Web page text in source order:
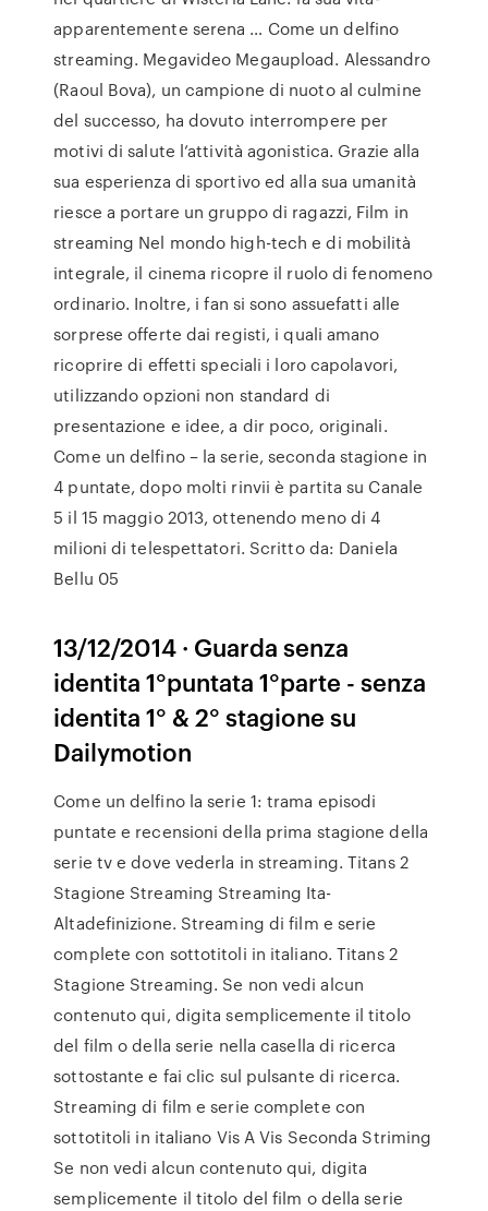
apparentemente serena … Come un delfino
streaming. Megavideo Megaupload. Alessandro
(Raoul Bova), un campione di nuoto al culmine
del successo, ha dovuto interrompere per
motivi di salute l’attività agonistica. Grazie alla
sua esperienza di sportivo ed alla sua umanità
riesce a portare un gruppo di ragazzi, Film in
streaming Nel mondo high-tech e di mobilità
integrale, il cinema ricopre il ruolo di fenomeno
ordinario. Inoltre, i fan si sono assuefatti alle
sorprese offerte dai registi, i quali amano
ricoprire di effetti speciali i loro capolavori,
utilizzando opzioni non standard di
presentazione e idee, a dir poco, originali.
Come un delfino – la serie, seconda stagione in
4 puntate, dopo molti rinvii è partita su Canale
5 il 15 maggio 2013, ottenendo meno di 4
milioni di telespettatori. Scritto da: Daniela
Bellu 05
13/12/2014 · Guarda senza
identita 1°puntata 1°parte - senza
identita 1° & 2° stagione su
Dailymotion
Come un delfino la serie 1: trama episodi
puntate e recensioni della prima stagione della
serie tv e dove vederla in streaming. Titans 2
Stagione Streaming Streaming Ita-
Altadefinizione. Streaming di film e serie
complete con sottotitoli in italiano. Titans 2
Stagione Streaming. Se non vedi alcun
contenuto qui, digita semplicemente il titolo
del film o della serie nella casella di ricerca
sottostante e fai clic sul pulsante di ricerca.
Streaming di film e serie complete con
sottotitoli in italiano Vis A Vis Seconda Striming
Se non vedi alcun contenuto qui, digita
semplicemente il titolo del film o della serie